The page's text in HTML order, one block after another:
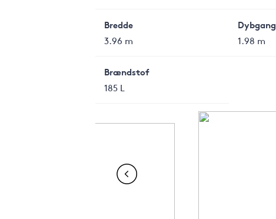
Bredde
3.96 m
Dybgang
1.98 m
Brændstof
185 L